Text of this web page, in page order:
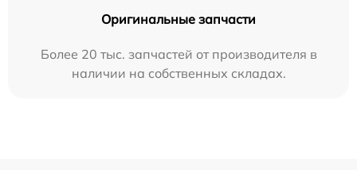
Оригинальные запчасти
Более 20 тыс. запчастей от производителя в
наличии на собственных складах.